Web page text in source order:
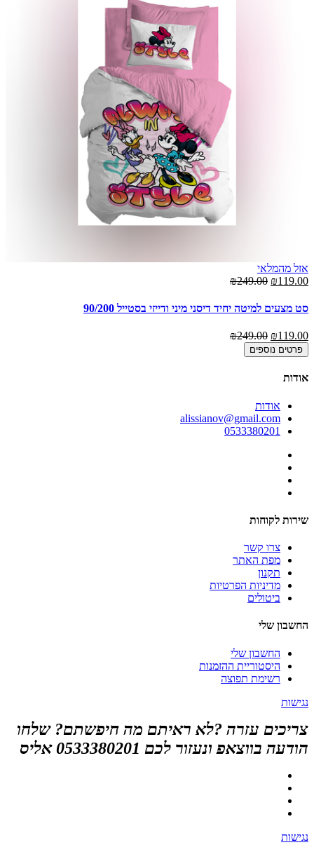
אזל מהמלאי
₪119.00
₪249.00
סט מצעים למיטה יחיד דיסני מיני ודייזי בסטייל 90/200
₪119.00
₪249.00
פרטים נוספים
אודות
אודות
alissianov@gmail.com
0533380201
שירות לקוחות
צרו קשר
מפת האתר
תקנון
מדיניות הפרטיות
ביטולים
החשבון שלי
החשבון שלי
היסטוריית ההזמנות
רשימת תפוצה
נגישות
צריכים עזרה ?לא ראיתם מה חיפשתם? שלחו
הודעה בווצאפ ונעזור לכם 0533380201 אליס
נגישות